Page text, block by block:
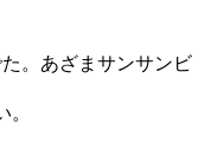
。あざまサンサンビ